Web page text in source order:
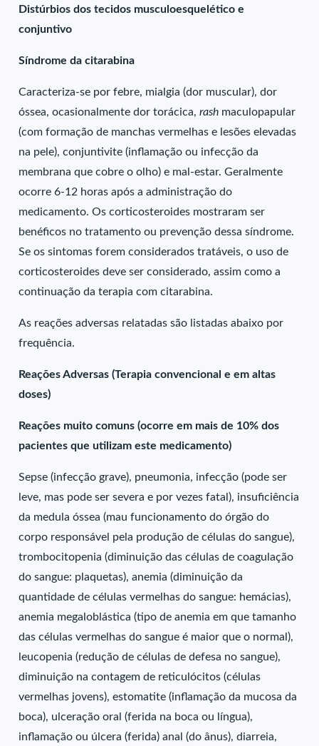
Distúrbios dos tecidos musculoesquelético e
conjuntivo
Síndrome da citarabina
Caracteriza-se por febre, mialgia (dor muscular), dor
óssea, ocasionalmente dor torácica,rash maculopapular
(com formação de manchas vermelhas e lesões elevadas
na pele), conjuntivite (inflamação ou infecção da
membrana que cobre o olho) e mal-estar. Geralmente
ocorre 6-12 horas após a administração do
medicamento. Os corticosteroides mostraram ser
benéficos no tratamento ou prevenção dessa síndrome.
Se os sintomas forem considerados tratáveis, o uso de
corticosteroides deve ser considerado, assim como a
continuação da terapia com citarabina.
As reações adversas relatadas são listadas abaixo por
frequência.
Reações Adversas (Terapia convencional e em altas
doses)
Reações muito comuns (ocorre em mais de 10% dos
pacientes que utilizam este medicamento)
Sepse (infecção grave), pneumonia, infecção (pode ser
leve, mas pode ser severa e por vezes fatal), insuficiência
da medula óssea (mau funcionamento do órgão do
corpo responsável pela produção de células do sangue),
trombocitopenia (diminuição das células de coagulação
do sangue: plaquetas), anemia (diminuição da
quantidade de células vermelhas do sangue: hemácias),
anemia megaloblástica (tipo de anemia em que tamanho
das células vermelhas do sangue é maior que o normal),
leucopenia (redução de células de defesa no sangue),
diminuição na contagem de reticulócitos (células
vermelhas jovens), estomatite (inflamação da mucosa da
boca), ulceração oral (ferida na boca ou língua),
inflamação ou úlcera (ferida) anal (do ânus), diarreia,